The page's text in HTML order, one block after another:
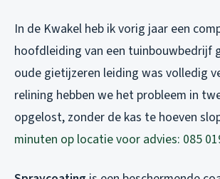
In de Kwakel heb ik vorig jaar een
hoofdleiding van een tuinbouwbedrijf
oude gietijzeren leiding was volledig
relining hebben we het probleem in
opgelost, zonder de kas te hoeven
minuten op locatie voor advies: 085